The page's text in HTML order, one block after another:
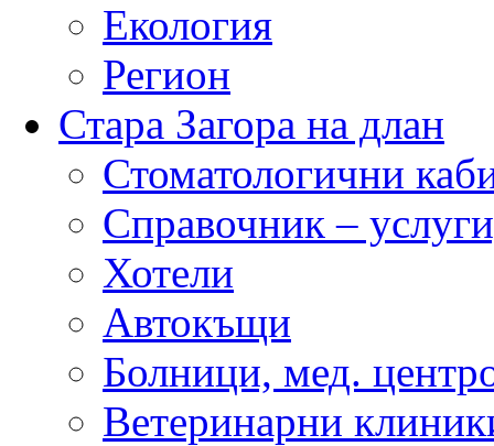
Екология
Регион
Стара Загора на длан
Стоматологични
Справочник –
Хотели
Автокъщи
Болници, мед.
Ветеринарни